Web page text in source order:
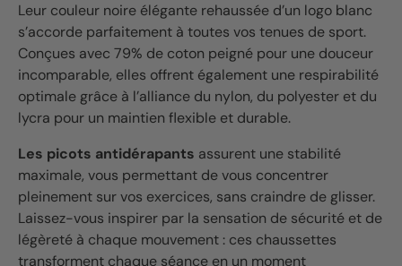
Leur couleur noire élégante rehaussée d’un logo blanc
s’accorde parfaitement à toutes vos tenues de sport.
Conçues avec 79% de coton peigné pour une douceur
incomparable, elles offrent également une respirabilité
optimale grâce à l’alliance du nylon, du polyester et du
lycra pour un maintien flexible et durable.
Les picots antidérapants assurent une stabilité
maximale, vous permettant de vous concentrer
pleinement sur vos exercices, sans craindre de glisser.
Laissez-vous inspirer par la sensation de sécurité et de
légèreté à chaque mouvement : ces chaussettes
transforment chaque séance en un moment